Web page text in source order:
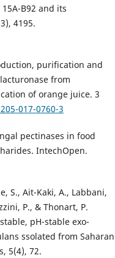
B92 and its
4195.
purification and
from
of orange juice. 3
017-0760-3
pectinases in food
IntechOpen.
S., Ait-Kaki, A., Labbani,
P., & Thonart, P.
pH-stable exo-
ssolated from Saharan
5(4), 72.